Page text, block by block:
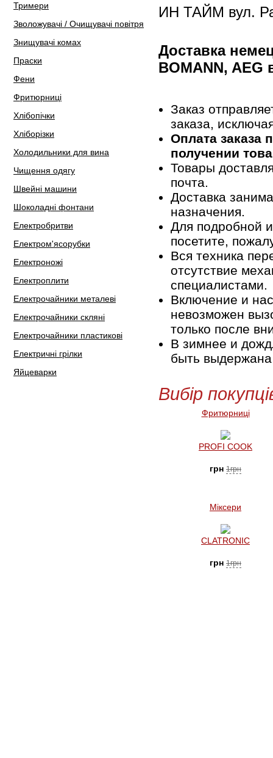
Тримери
Зволожувачі / Очищувачі повітря
Знищувачі комах
Праски
Фени
Фритюрниці
Хлібопічки
Хліборізки
Холодильники для вина
Чищення одягу
Швейні машини
Шоколадні фонтани
Електробритви
Електром'ясорубки
Електроножі
Електроплити
Електрочайники металеві
Електрочайники скляні
Електрочайники пластикові
Електричні грілки
Яйцеварки
ИН ТАЙМ вул.
Доставка
BOMANN, AEG
Заказ
заказа,
Оплата заказа
получении
Товары
почта.
Доставка
назначения.
Для подробной
посетите,
Вся техника
отсутствие
специалистами.
Включение и
невозможен
только после
В зимнее и
быть
Вибір
Фритюрниці
PROFI COOK
грн 1грн
Міксери
CLATRONIC
грн 1грн